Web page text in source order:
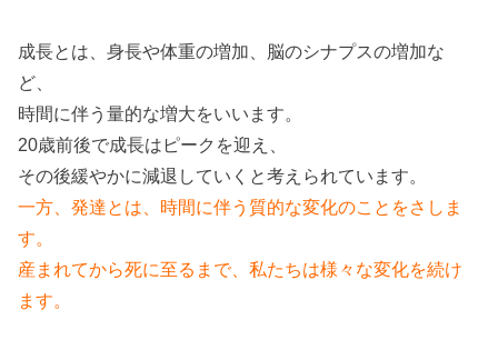
成長とは、身長や体重の増加、脳のシナプスの増加な
ど、
時間に伴う量的な増大をいいます。
20歳前後で成長はピークを迎え、
その後緩やかに減退していくと考えられています。
一方、発達とは、時間に伴う質的な変化のことをさしま
す。
産まれてから死に至るまで、私たちは様々な変化を続け
ます。